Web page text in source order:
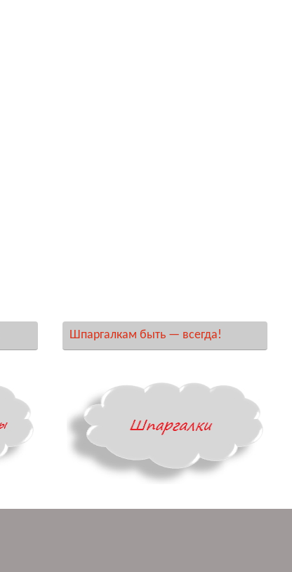
Шпаргалкам быть — всегда!